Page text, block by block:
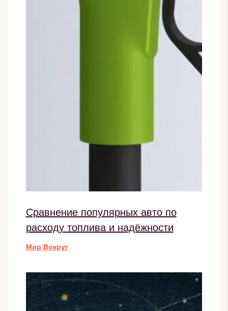
Сравнение популярных авто по
расходу топлива и надёжности
Мир Вокруг